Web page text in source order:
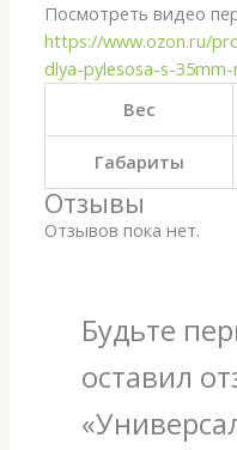
Посмотреть видео
https://www.ozon.ru/
dlya-pylesosa-s-
Вес
Габариты
Отзывы
Отзывов пока нет.
Будьте
оставил